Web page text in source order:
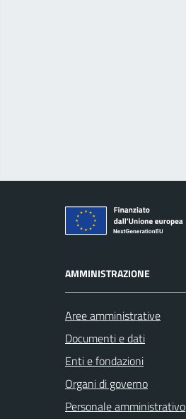
AMMINISTRAZIONE
Aree amministrative
Documenti e dati
Enti e fondazioni
Organi di governo
Personale amministrativo